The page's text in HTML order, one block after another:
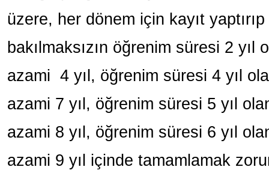
üzere, her dönem için kayıt yaptırıp
bakılmaksızın öğrenim süresi 2 yıl
azami 4 yıl, öğrenim süresi 4 yıl
azami 7 yıl, öğrenim süresi 5 yıl
azami 8 yıl, öğrenim süresi 6 yıl
azami 9 yıl içinde tamamlamak